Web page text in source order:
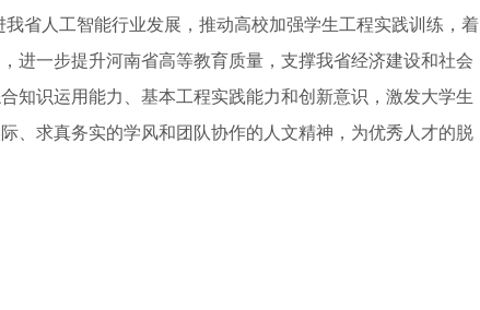
省人工智能行业发展，推动高校加强学生工程实践训练，着
进一步提升河南省高等教育质量，支撑我省经济建设和社会
知识运用能力、基本工程实践能力和创新意识，激发大学生
、求真务实的学风和团队协作的人文精神，为优秀人才的脱